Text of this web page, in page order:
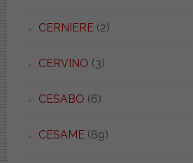
CERNIERE(2)
CERVINO (3)
CESABO (6)
CESAME(89)